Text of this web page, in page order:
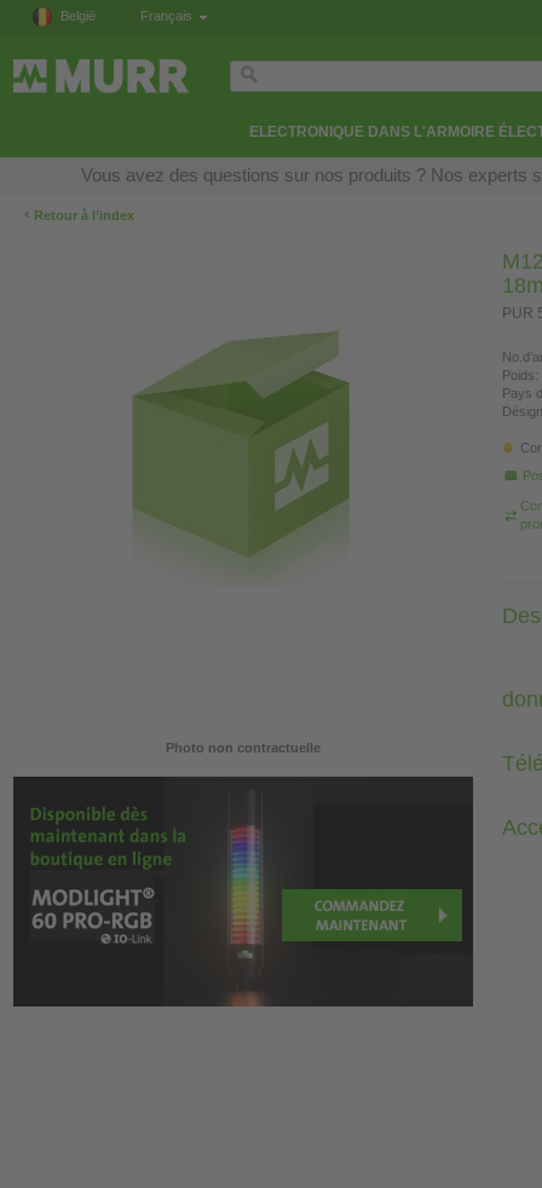
België Français
ELECTRONIQUE DANS L'ARMOIRE
Vous avez des questions sur nos produits ? Nos experts
‹ Retour à l’index
Photo non contractuelle
PUR
Poids:
Pays